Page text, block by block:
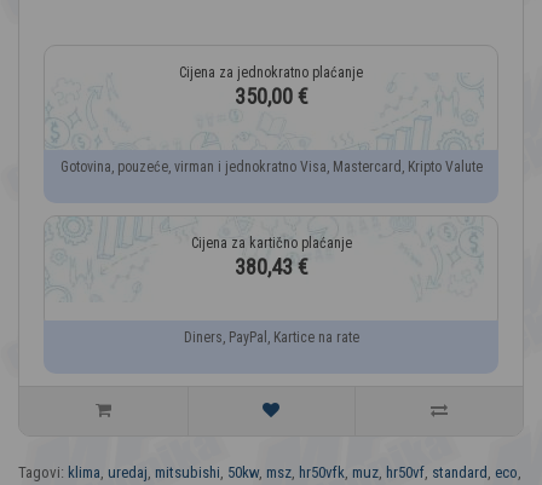
350,00 €
Gotovina, pouzeće, virman i jednokratno Visa, Mastercard, Kripto Valute
380,43 €
Diners, PayPal, Kartice na rate
Tagovi: klima uredaj mitsubishi 50kw, msz hr50vfk muz hr50vf standard eco